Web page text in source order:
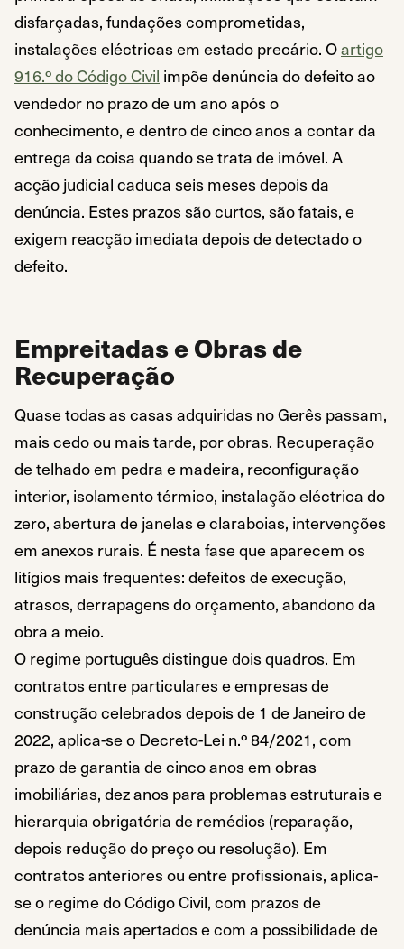
disfarçadas, fundações comprometidas,
instalações eléctricas em estado precário. Oartigo
916.º do Código Civil impõe denúncia do defeito ao
vendedor no prazo de um ano após o
conhecimento, e dentro de cinco anos a contar da
entrega da coisa quando se trata de imóvel. A
acção judicial caduca seis meses depois da
denúncia. Estes prazos são curtos, são fatais, e
exigem reacção imediata depois de detectado o
defeito.
Empreitadas e Obras de
Recuperação
Quase todas as casas adquiridas no Gerês passam,
mais cedo ou mais tarde, por obras. Recuperação
de telhado em pedra e madeira, reconfiguração
interior, isolamento térmico, instalação eléctrica do
zero, abertura de janelas e claraboias, intervenções
em anexos rurais. É nesta fase que aparecem os
litígios mais frequentes: defeitos de execução,
atrasos, derrapagens do orçamento, abandono da
obra a meio.
O regime português distingue dois quadros. Em
contratos entre particulares e empresas de
construção celebrados depois de 1 de Janeiro de
2022, aplica-se o Decreto-Lei n.º 84/2021, com
prazo de garantia de cinco anos em obras
imobiliárias, dez anos para problemas estruturais e
hierarquia obrigatória de remédios (reparação,
depois redução do preço ou resolução). Em
contratos anteriores ou entre profissionais, aplica-
se o regime do Código Civil, com prazos de
denúncia mais apertados e com a possibilidade de